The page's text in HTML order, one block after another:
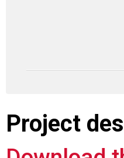
Project